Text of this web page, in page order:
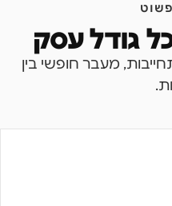
התחייבות, מעבר חופשי בין